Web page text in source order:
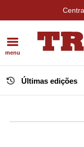
menu
Últimas edições